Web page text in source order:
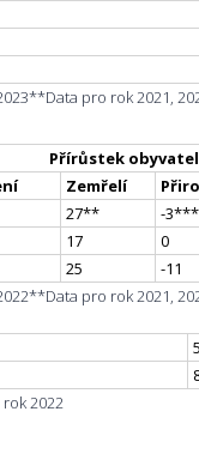
Data pro rok 2021,
Přírůstek
Zemřelí
27** -3**
17 0
25 -11
Data pro rok 2021,
5
2022